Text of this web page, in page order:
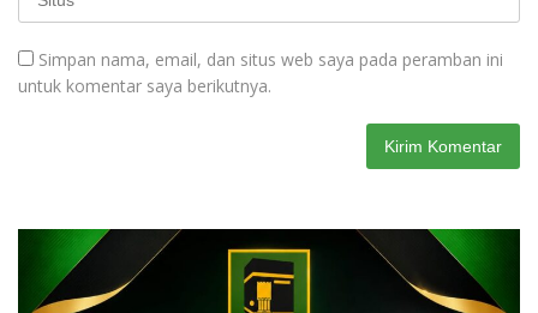
Simpan nama, email, dan situs web saya pada peramban ini
untuk komentar saya berikutnya.